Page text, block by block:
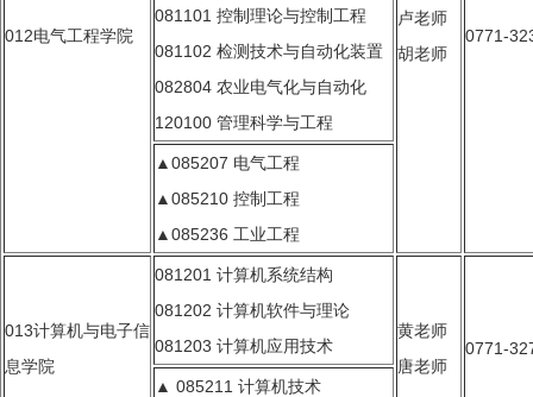
012电气工程学院
081101 控制理论与控制工程
081102 检测技术与自动化装置
082804 农业电气化与自动化
120100 管理科学与工程
卢老师
胡老师
0771-
▲085207 电气工程
▲085210 控制工程
▲085236 工业工程
013计算机与电子信
息学院
081201 计算机系统结构
081202 计算机软件与理论
081203 计算机应用技术
黄老师
唐老师
0771-
▲ 085211 计算机技术